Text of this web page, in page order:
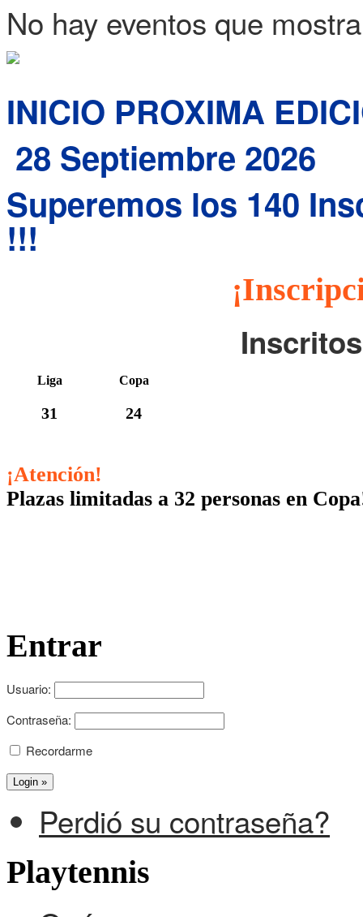
No hay eventos que
INICIO PROXIMA
28 Septiembre 2026
Superemos los 140
!!!
Liga Copa
31 24
¡Atención!
Plazas limitadas a 32 personas en
Entrar
Usuario:
Contraseña:
Recordarme
Perdió su contraseña?
Playtennis